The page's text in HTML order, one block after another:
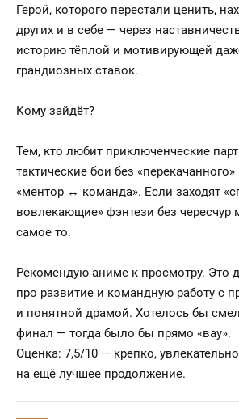
Герой, которого перестали ценить,
других и в себе — через
историю тёплой и мотивирующей
грандиозных ставок.
Кому зайдёт?
Тем, кто любит приключенческие
тактические бои без
«ментор ↔ команда». Если заходят
вовлекающие» фэнтези без
самое то.
Рекомендую аниме к просмотру. Это
про развитие и командную работу с
и понятной драмой. Хотелось бы
финал — тогда было бы прямо «вау».
Оценка: 7,5/10 — крепко,
на ещё лучшее продолжение.